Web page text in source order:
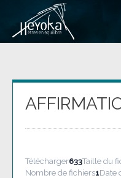
content
Télécharger633Taille du
Nombre de fichiers1Date